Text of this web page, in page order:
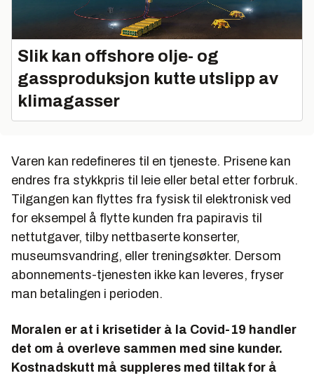
Slik kan offshore olje- og
gassproduksjon kutte utslipp av
klimagasser
Varen kan redefineres til en tjeneste. Prisene kan
endres fra stykkpris til leie eller betal etter forbruk.
Tilgangen kan flyttes fra fysisk til elektronisk ved
for eksempel å flytte kunden fra papiravis til
nettutgaver, tilby nettbaserte konserter,
museumsvandring, eller treningsøkter. Dersom
abonnements-tjenesten ikke kan leveres, fryser
man betalingen i perioden.
Moralen er at i krisetider à la Covid-19 handler
det om å overleve sammen med sine kunder.
Kostnadskutt må suppleres med tiltak for å